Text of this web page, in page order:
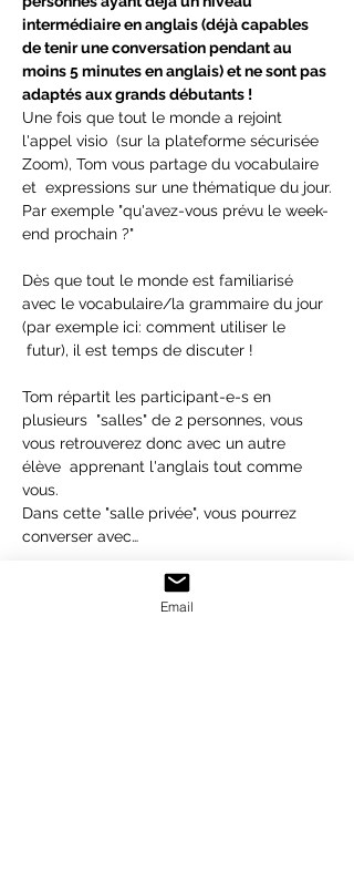
intermédiaire en anglais (déjà capables
de tenir une conversation pendant au
moins 5 minutes en anglais) et ne sont pas
adaptés aux grands débutants !
Une fois que tout le monde a rejoint
l'appel visio  (sur la plateforme sécurisée
Zoom), Tom vous partage du vocabulaire
et  expressions sur une thématique du jour.
Par exemple "qu'avez-vous prévu le week-
end prochain ?"
Dès que tout le monde est familiarisé
avec le vocabulaire/la grammaire du jour
(par exemple ici: comment utiliser le
futur), il est temps de discuter !
Tom répartit les participant-e-s en
plusieurs  "salles" de 2 personnes, vous
vous retrouverez donc avec un autre
élève  apprenant l'anglais tout comme
vous.
Dans cette "salle privée", vous pourrez
converser avec…
Email